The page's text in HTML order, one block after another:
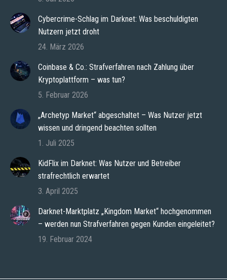
Cybercrime-Schlag im Darknet: Was beschuldigten
Nutzern jetzt droht
24. März 2026
Coinbase & Co.: Strafverfahren nach Zahlung über
Kryptoplattform – was tun?
5. Februar 2026
„Archetyp Market“ abgeschaltet – Was Nutzer jetzt
wissen und dringend beachten sollten
1. Juli 2025
KidFlix im Darknet: Was Nutzer und Betreiber
strafrechtlich erwartet
3. April 2025
Darknet-Marktplatz „Kingdom Market“ hochgenommen
– werden nun Strafverfahren gegen Kunden eingeleitet?
19. Februar 2024